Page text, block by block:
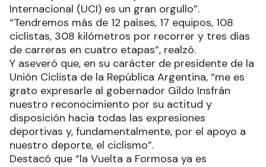
Internacional (UCI) es un gran orgullo”.
“Tendremos más de 12 países, 17 equipos, 108
ciclistas, 308 kilómetros por recorrer y tres días
de carreras en cuatro etapas”, realzó.
Y aseveró que, en su carácter de presidente de la
Unión Ciclista de la República Argentina, “me es
grato expresarle al gobernador Gildo Insfrán
nuestro reconocimiento por su actitud y
disposición hacia todas las expresiones
deportivas y, fundamentalmente, por el apoyo a
nuestro deporte, el ciclismo”.
Destacó que “la Vuelta a Formosa ya es